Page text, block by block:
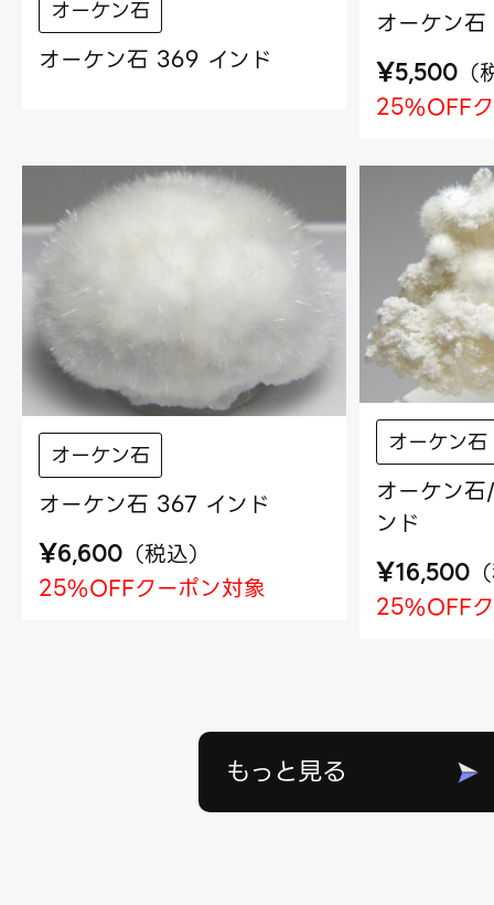
オーケン石
オーケン石 369 インド
オーケン
¥5,500 （
25%OFF
オーケン石
オーケン石 367 インド
¥6,600 （税込）
25%OFFクーポン対象
オーケン石
オーケン
ンド
¥16,500 （
25%OFF
もっと見る